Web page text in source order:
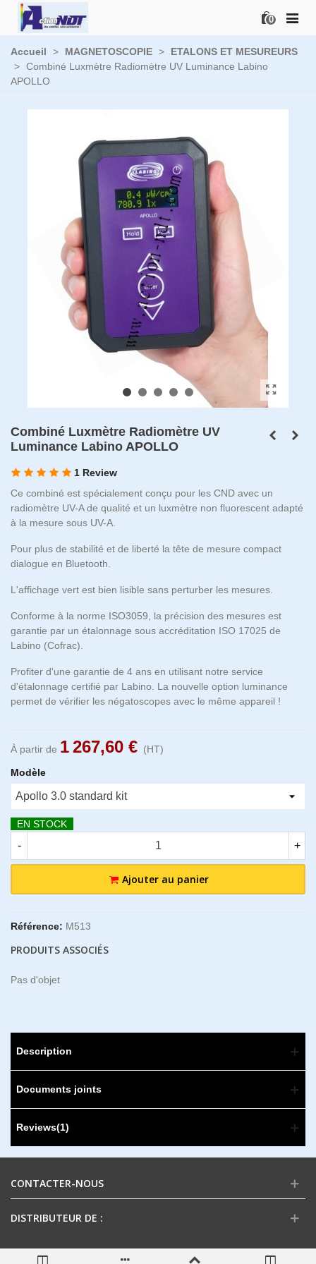
0
Accueil > MAGNETOSCOPIE >
ETALONS ET MESUREURS
> Combiné Luxmètre Radiomètre UV Luminance Labino
APOLLO
Combiné Luxmètre Radiomètre UV
Luminance Labino APOLLO
1 Review
Ce combiné est spécialement conçu pour les CND avec un
radiomètre UV-A de qualité et un luxmètre non fluorescent adapté
à la mesure sous UV-A.
Pour plus de stabilité et de liberté la tête de mesure compact
dialogue en Bluetooth.
L'affichage vert est bien lisible sans perturber les mesures.
Conforme à la norme ISO3059, la précision des mesures est
garantie par un étalonnage sous accréditation ISO 17025 de
Labino (Cofrac).
Profiter d'une garantie de 4 ans en utilisant notre service
d'étalonnage certifié par Labino. La nouvelle option luminance
permet de vérifier les négatoscopes avec le même appareil !
À partir de 1 267,60 € (HT)
Modèle
EN STOCK
- +
Ajouter au panier
Référence: M513
PRODUITS ASSOCIÉS
Pas d'objet
Description
Documents joints
Reviews(1)
CONTACTER-NOUS
DISTRIBUTEUR DE :